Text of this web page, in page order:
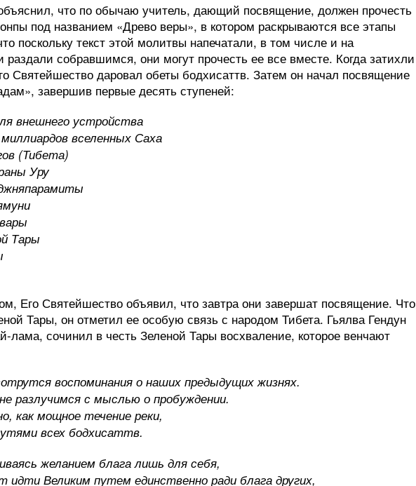
что по обычаю учитель, дающий посвящение, должен прочесть
под названием «Древо веры», в котором раскрываются все этапы
поскольку текст этой молитвы напечатали, в том числе и на
раздали собравшимся, они могут прочесть ее все вместе. Когда затихли
Святейшество даровал обеты бодхисаттв. Затем он начал посвящение
завершив первые десять ступеней:
внешнего устройства
вселенных Саха
(Тибета)
Уру
Тары
Его Святейшество объявил, что завтра они завершат посвящение. Что
Тары, он отметил ее особую связь с народом Тибета. Гьялва Гендун
сочинил в честь Зеленой Тары восхваление, которое венчают
воспоминания о наших предыдущих жизнях.
разлучимся с мыслью о пробуждении.
как мощное течение реки,
всех бодхисаттв.
желанием блага лишь для себя,
Великим путем единственно ради блага других,